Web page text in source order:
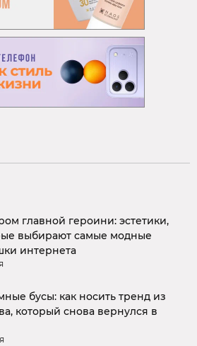
главной героини: эстетики,
выбирают самые модные
интернета
бусы: как носить тренд из
который снова вернулся в